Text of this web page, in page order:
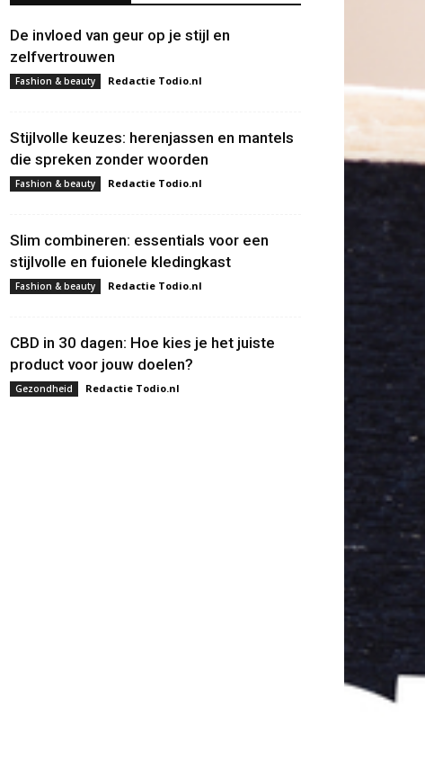
De invloed van geur op je stijl en
zelfvertrouwen
Fashion & beauty Redactie Todio.nl
Stijlvolle keuzes: herenjassen en mantels
die spreken zonder woorden
Fashion & beauty Redactie Todio.nl
Slim combineren: essentials voor een
stijlvolle en fuionele kledingkast
Fashion & beauty Redactie Todio.nl
CBD in 30 dagen: Hoe kies je het juiste
product voor jouw doelen?
Gezondheid Redactie Todio.nl